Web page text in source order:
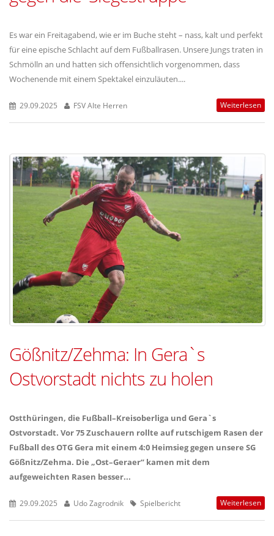
Es war ein Freitagabend, wie er im Buche steht – nass, kalt und perfekt
für eine epische Schlacht auf dem Fußballrasen. Unsere Jungs traten in
Schmölln an und hatten sich offensichtlich vorgenommen, dass
Wochenende mit einem Spektakel einzuläuten....
29.09.2025 FSV Alte Herren Weiterlesen
Gößnitz/Zehma: In Gera`s
Ostvorstadt nichts zu holen
Ostthüringen, die Fußball–Kreisoberliga und Gera`s
Ostvorstadt. Vor 75 Zuschauern rollte auf rutschigem Rasen der
Fußball des OTG Gera mit einem 4:0 Heimsieg gegen unsere SG
Gößnitz/Zehma. Die „Ost–Geraer“ kamen mit dem
aufgeweichten Rasen besser...
29.09.2025 Udo Zagrodnik Spielbericht Weiterlesen